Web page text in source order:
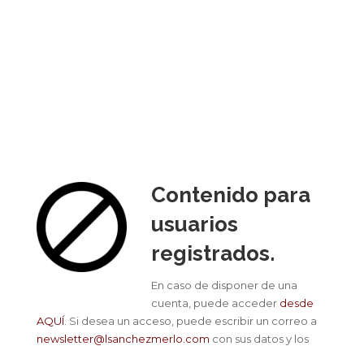
Contenido para
usuarios
registrados.
En caso de disponer de una
cuenta, puede acceder desde
AQUÍ. Si desea un acceso, puede escribir un correo a
newsletter@lsanchezmerlo.com con sus datos y los